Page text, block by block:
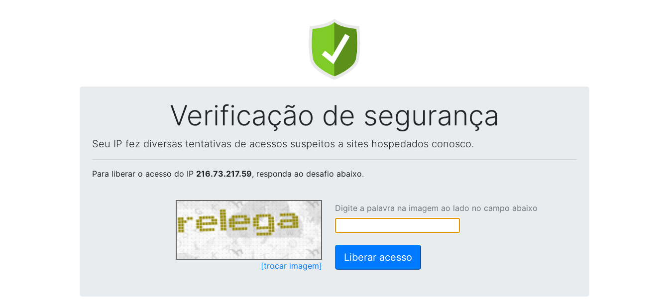
Verificação de segurança
Seu IP fez diversas tentativas de acessos suspeitos a sites hospedados conosco.
Para liberar o acesso do IP 216.73.217.59, responda ao desafio abaixo.
[trocar imagem]
Digite a palavra na imagem ao lado no campo abaixo